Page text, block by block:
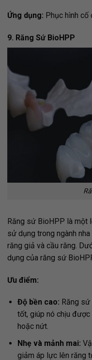
Ứng dụng: Phục hình cố
9. Răng Sứ BioHPP
Răng sứ BioHPP là một
sử dụng trong ngành
răng giả và cầu răng.
dụng của răng sứ
Ưu điểm:
Độ bền cao: Răng
tốt, giúp nó chịu được
hoặc nứt.
Nhẹ và mảnh mai:
giảm áp lực lên răng